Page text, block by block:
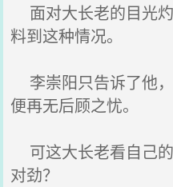
面对大长老的目光
料到这种情况。
李崇阳只告诉了他
便再无后顾之忧。
可这大长老看自己
对劲？